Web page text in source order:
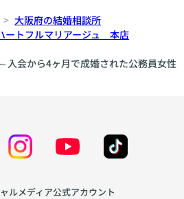
大阪府の結婚相談所
ートフルマリアージュ 本店
入会から4ヶ月で成婚された公務員女性
ルメディア公式アカウント